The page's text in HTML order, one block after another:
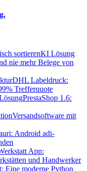
KI Lösung
nie mehr Belege von
DHL Labeldruck:
Trefferquote
PrestaShop 1.6:
Versandsoftware mit
Android adi-
App:
und Handwerker
Eine moderne Python